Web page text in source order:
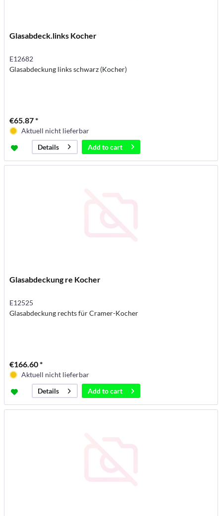
Glasabdeck.links Kocher
E12682
Glasabdeckung links schwarz (Kocher)
€65.87 *
Aktuell nicht lieferbar
Details
Add tocart
Glasabdeckung re Kocher
E12525
Glasabdeckung rechts für Cramer-Kocher
€166.60 *
Aktuell nicht lieferbar
Details
Add tocart